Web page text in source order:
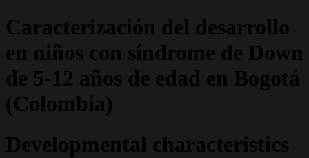
Caracterización del desarrollo
en niños con síndrome de Down
de 5-12 años de edad en Bogotá
(Colombia)
Developmental characteristics